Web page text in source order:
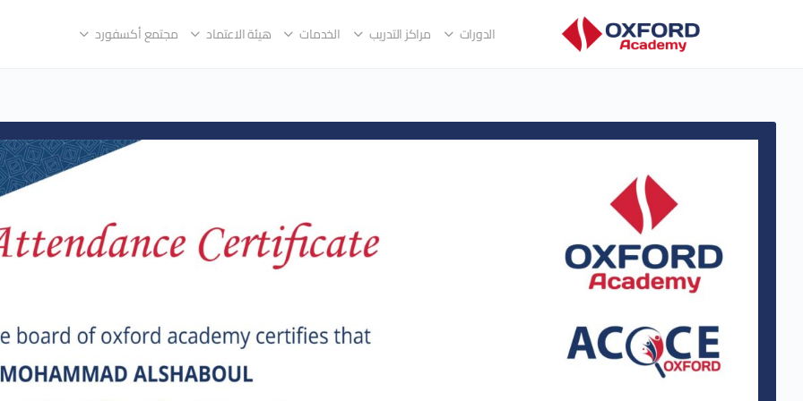
الدورات مراكز التدريب الخدمات هيئة الاعتماد مجتمع أكسفورد